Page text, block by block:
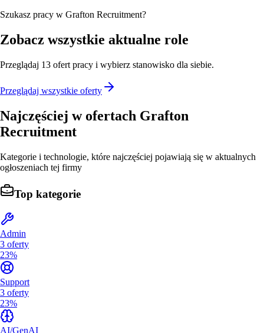
Szukasz pracy w Grafton Recruitment?
Zobacz wszystkie aktualne role
Przeglądaj 13 ofert pracy i wybierz stanowisko dla siebie.
Przeglądaj wszystkie oferty
Najczęściej w ofertach Grafton
Recruitment
Kategorie i technologie, które najczęściej pojawiają się w aktualnych
ogłoszeniach tej firmy
Top kategorie
Admin
3 oferty
23%
Support
3 oferty
23%
AI/GenAI